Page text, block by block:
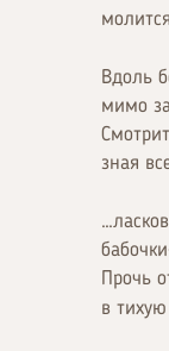
Вдоль
мимо
зная
Прочь
в